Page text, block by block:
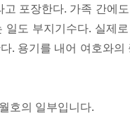
고 포장한다. 가족 간에
도 부지기수다. 실제
. 용기를 내어 여호와
호의 일부입니다.